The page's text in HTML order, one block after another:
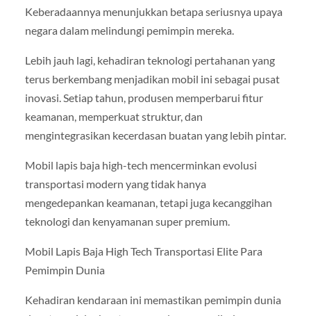
Keberadaannya menunjukkan betapa seriusnya upaya
negara dalam melindungi pemimpin mereka.
Lebih jauh lagi, kehadiran teknologi pertahanan yang
terus berkembang menjadikan mobil ini sebagai pusat
inovasi. Setiap tahun, produsen memperbarui fitur
keamanan, memperkuat struktur, dan
mengintegrasikan kecerdasan buatan yang lebih pintar.
Mobil lapis baja high-tech mencerminkan evolusi
transportasi modern yang tidak hanya
mengedepankan keamanan, tetapi juga kecanggihan
teknologi dan kenyamanan super premium.
Mobil Lapis Baja High Tech Transportasi Elite Para
Pemimpin Dunia
Kehadiran kendaraan ini memastikan pemimpin dunia